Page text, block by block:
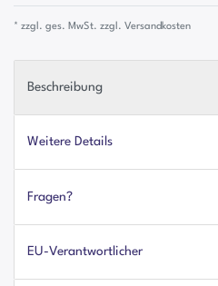
* zzgl. ges. MwSt. zzgl. Versandkosten
Beschreibung
Weitere Details
Fragen?
EU-Verantwortlicher